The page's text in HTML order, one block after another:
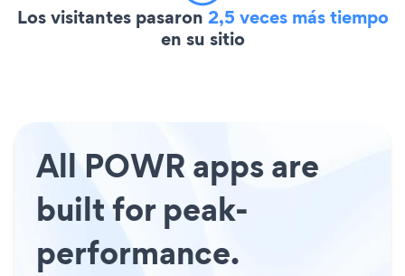
Los visitantes pasaron 2,5 veces más tiempo
en su sitio
All POWR apps are
built for peak-
performance.